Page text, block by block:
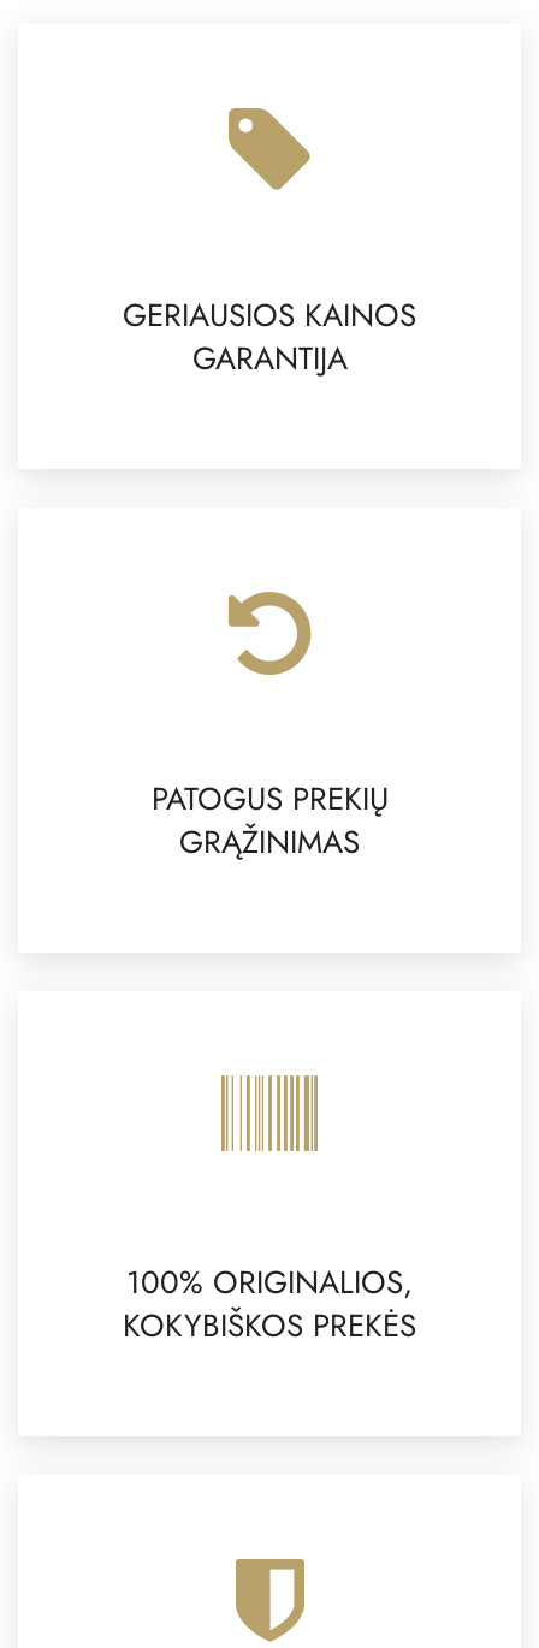
GERIAUSIOS KAINOS
GARANTIJA
PATOGUS PREKIŲ
GRĄŽINIMAS
100% ORIGINALIOS,
KOKYBIŠKOS PREKĖS